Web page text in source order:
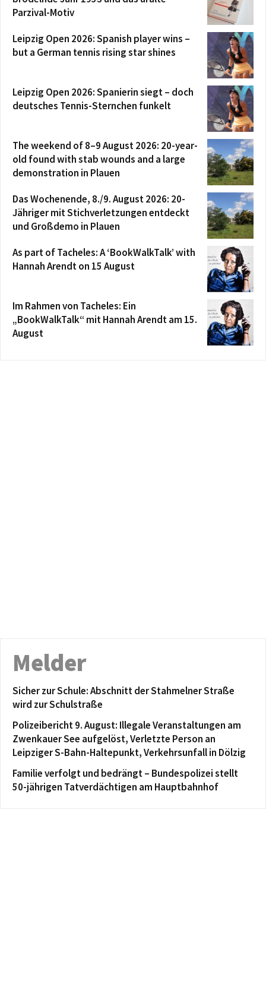
Parzival-Motiv
Leipzig Open 2026: Spanish player wins –
but a German tennis rising star shines
Leipzig Open 2026: Spanierin siegt – doch
deutsches Tennis-Sternchen funkelt
The weekend of 8–9 August 2026: 20-year-
old found with stab wounds and a large
demonstration in Plauen
Das Wochenende, 8./9. August 2026: 20-
Jähriger mit Stichverletzungen entdeckt
und Großdemo in Plauen
As part of Tacheles: A ‘BookWalkTalk’ with
Hannah Arendt on 15 August
Im Rahmen von Tacheles: Ein
„BookWalkTalk“ mit Hannah Arendt am 15.
August
Melder
Sicher zur Schule: Abschnitt der Stahmelner Straße
wird zur Schulstraße
Polizeibericht 9. August: Illegale Veranstaltungen am
Zwenkauer See aufgelöst, Verletzte Person an
Leipziger S-Bahn-Haltepunkt, Verkehrsunfall in Dölzig
Familie verfolgt und bedrängt – Bundespolizei stellt
50-jährigen Tatverdächtigen am Hauptbahnhof